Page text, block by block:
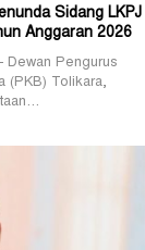
Sidang LKPJ
Anggaran 2026
Dewan Pengurus
(PKB) Tolikara,